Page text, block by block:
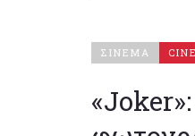
ΣΙΝΕΜΑ